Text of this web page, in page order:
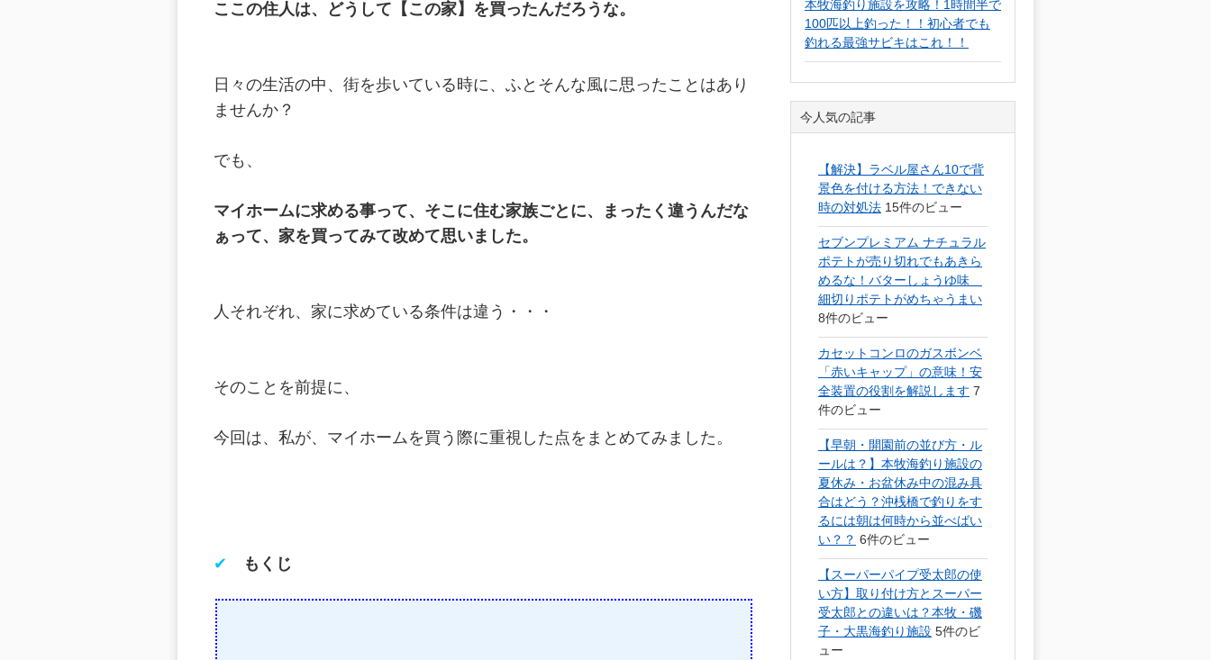
ここの住人は、どうして【この家】を買ったんだろうな。
日々の生活の中、街を歩いている時に、ふとそんな風に思ったことはあり
ませんか？
でも、
マイホームに求める事って、そこに住む家族ごとに、まったく違うんだな
ぁって、家を買ってみて改めて思いました。
人それぞれ、家に求めている条件は違う・・・
そのことを前提に、
今回は、私が、マイホームを買う際に重視した点をまとめてみました。
✔ もくじ
本牧海釣り施設を攻略！1時間半で
100匹以上釣った！！初心者でも
釣れる最強サビキはこれ！！
今人気の記事
【解決】ラベル屋さん10で背
景色を付ける方法！できない
時の対処法 15件のビュー
セブンプレミアム ナチュラル
ポテトが売り切れでもあきら
めるな！バターしょうゆ味
細切りポテトがめちゃうまい
8件のビュー
カセットコンロのガスボンベ
「赤いキャップ」の意味！安
全装置の役割を解説します 7
件のビュー
【早朝・開園前の並び方・ル
ールは？】本牧海釣り施設の
夏休み・お盆休み中の混み具
合はどう？沖桟橋で釣りをす
るには朝は何時から並べばい
い？？ 6件のビュー
【スーパーパイプ受太郎の使
い方】取り付け方とスーパー
受太郎との違いは？本牧・磯
子・大黒海釣り施設 5件のビ
ュー